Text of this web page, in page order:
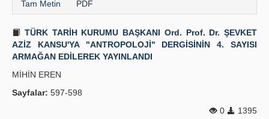
Tam Metin PDF
TÜRK TARİH KURUMU BAŞKANI Ord. Prof. Dr. ŞEVKET
AZİZ KANSU'YA "ANTROPOLOJİ" DERGİSİNİN 4. SAYISI
ARMAĞAN EDİLEREK YAYINLANDI
MİHİN EREN
Sayfalar: 597-598
0
1395